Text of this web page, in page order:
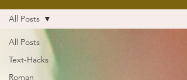
All Posts
Text-Hacks
Roman
All Posts